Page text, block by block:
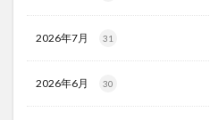
2026年7月 31
2026年6月 30